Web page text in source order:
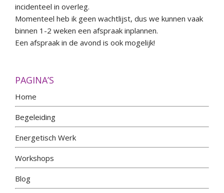
incidenteel in overleg.
Momenteel heb ik geen wachtlijst, dus we kunnen vaak
binnen 1-2 weken een afspraak inplannen.
Een afspraak in de avond is ook mogelijk!
PAGINA’S
Home
Begeleiding
Energetisch Werk
Workshops
Blog